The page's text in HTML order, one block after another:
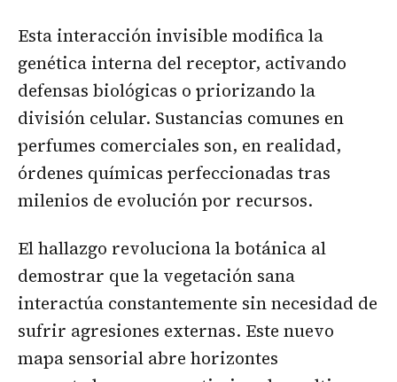
Esta interacción invisible modifica la
genética interna del receptor, activando
defensas biológicas o priorizando la
división celular. Sustancias comunes en
perfumes comerciales son, en realidad,
órdenes químicas perfeccionadas tras
milenios de evolución por recursos.
El hallazgo revoluciona la botánica al
demostrar que la vegetación sana
interactúa constantemente sin necesidad de
sufrir agresiones externas. Este nuevo
mapa sensorial abre horizontes